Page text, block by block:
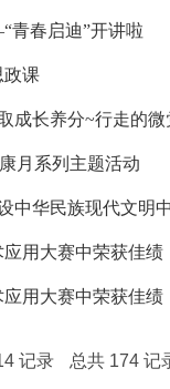
春启迪”开讲啦
政课
成长养分~行走的微
月系列主题活动
中华民族现代文明
用大赛中荣获佳绩
用大赛中荣获佳绩
记录 总共 174 记